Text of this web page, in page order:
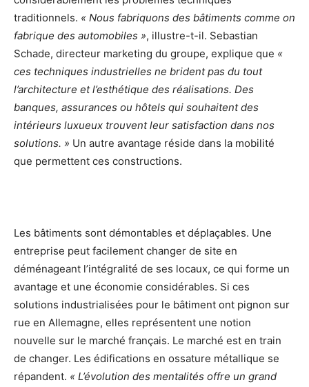
traditionnels. « Nous fabriquons des bâtiments comme on
fabrique des automobiles », illustre-t-il. Sebastian
Schade, directeur marketing du groupe, explique que «
ces techniques industrielles ne brident pas du tout
l’architecture et l’esthétique des réalisations. Des
banques, assurances ou hôtels qui souhaitent des
intérieurs luxueux trouvent leur satisfaction dans nos
solutions. » Un autre avantage réside dans la mobilité
que permettent ces constructions.
Les bâtiments sont démontables et déplaçables. Une
entreprise peut facilement changer de site en
déménageant l’intégralité de ses locaux, ce qui forme un
avantage et une économie considérables. Si ces
solutions industrialisées pour le bâtiment ont pignon sur
rue en Allemagne, elles représentent une notion
nouvelle sur le marché français. Le marché est en train
de changer. Les édifications en ossature métallique se
répandent. « L’évolution des mentalités offre un grand